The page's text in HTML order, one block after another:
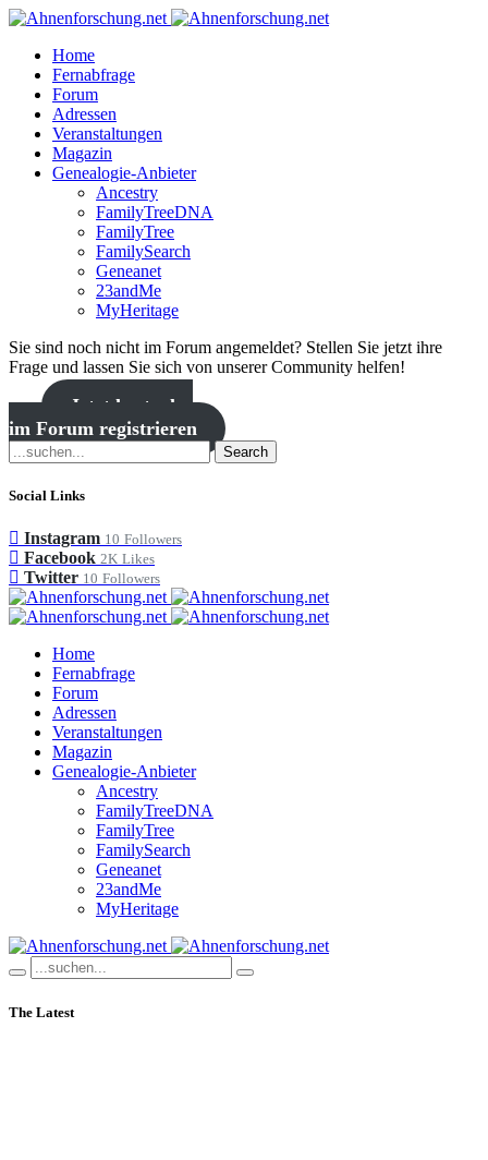
Home
Fernabfrage
Forum
Adressen
Veranstaltungen
Magazin
Genealogie-Anbieter
Ancestry
FamilyTreeDNA
FamilyTree
FamilySearch
Geneanet
23andMe
MyHeritage
Sie sind noch nicht im Forum angemeldet? Stellen Sie jetzt ihre
Frage und lassen Sie sich von unserer Community helfen!
Jetzt kostenlos
im Forum registrieren
Search
Social Links
Instagram 10 Followers
Facebook 2K Likes
Twitter 10 Followers
Home
Fernabfrage
Forum
Adressen
Veranstaltungen
Magazin
Genealogie-Anbieter
Ancestry
FamilyTreeDNA
FamilyTree
FamilySearch
Geneanet
23andMe
MyHeritage
The Latest